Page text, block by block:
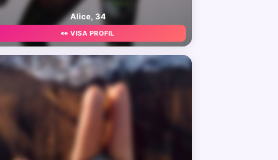
Alice, 34
👀 VISA PROFIL